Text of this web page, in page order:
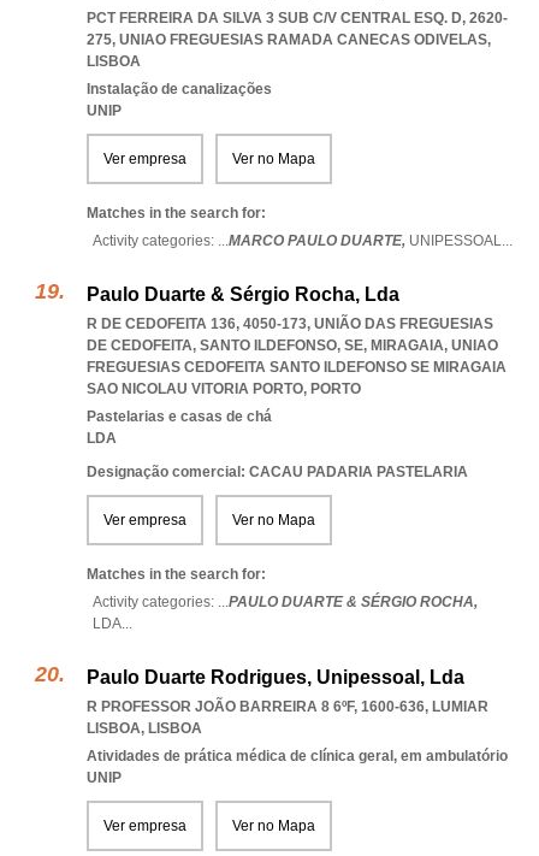
PCT FERREIRA DA SILVA 3 SUB C/V CENTRAL ESQ. D, 2620-
275, UNIAO FREGUESIAS RAMADA CANECAS ODIVELAS,
LISBOA
Instalação de canalizações
UNIP
Ver empresa Ver no Mapa
Matches in the search for:
Activity categories: ...MARCO PAULO DUARTE, UNIPESSOAL...
Paulo Duarte & Sérgio Rocha, Lda
R DE CEDOFEITA 136, 4050-173, UNIÃO DAS FREGUESIAS
DE CEDOFEITA, SANTO ILDEFONSO, SE, MIRAGAIA, UNIAO
FREGUESIAS CEDOFEITA SANTO ILDEFONSO SE MIRAGAIA
SAO NICOLAU VITORIA PORTO, PORTO
Pastelarias e casas de chá
LDA
Designação comercial: CACAU PADARIA PASTELARIA
Ver empresa Ver no Mapa
Matches in the search for:
Activity categories: ...PAULO DUARTE & SÉRGIO ROCHA,
LDA...
Paulo Duarte Rodrigues, Unipessoal, Lda
R PROFESSOR JOÃO BARREIRA 8 6ºF, 1600-636, LUMIAR
LISBOA, LISBOA
Atividades de prática médica de clínica geral, em ambulatório
UNIP
Ver empresa Ver no Mapa